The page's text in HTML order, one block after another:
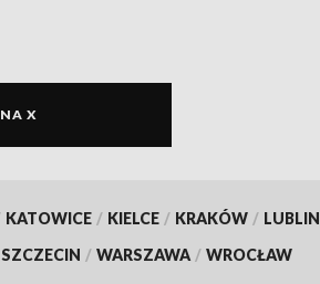
X
KATOWICE / KIELCE / KRAKÓW / LUBLIN
SZCZECIN / WARSZAWA / WROCŁAW